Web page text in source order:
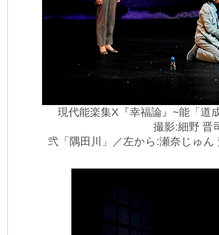
現代能楽集X『幸福論』~能「道
撮影:細野 晋
弐「隅田川」／左から:瀬奈じゅ